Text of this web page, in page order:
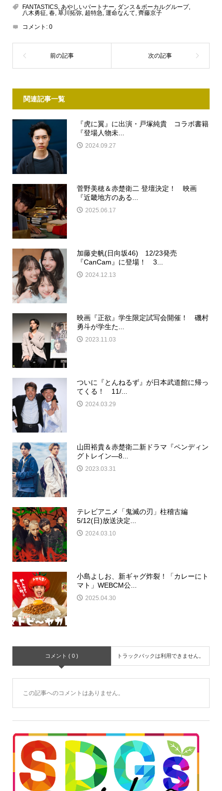
FANTASTICS, あやしいパートナー, ダンス＆ボーカルグループ,
八木勇征, 春, 草川拓弥, 超特急, 運命なんて, 齊藤京子
コメント: 0
関連記事一覧
『虎に翼』に出演・戸塚純貴 コラボ書籍
『登場人物未...
2024.09.27
菅野美穂＆赤楚衛二 登壇決定！ 映画
『近畿地方のある...
2025.06.17
加藤史帆(日向坂46) 12/23発売
『CanCam』に登場！ 3...
2024.12.13
映画『正欲』学生限定試写会開催！ 磯村
勇斗が学生た...
2023.11.03
ついに『とんねるず』が日本武道館に帰っ
てくる！ 11/...
2024.03.29
山田裕貴＆赤楚衛二新ドラマ『ペンディン
グトレイン―8...
2023.03.31
テレビアニメ「鬼滅の刃」柱稽古編
5/12(日)放送決定...
2024.03.10
小島よしお、新ギャグ炸裂！「カレーにト
マト」WEBCM公...
2025.04.30
コメント ( 0 ) トラックバックは利用できません。
この記事へのコメントはありません。